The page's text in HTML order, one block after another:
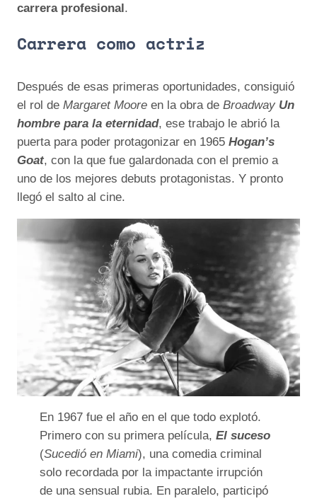
carrera profesional.
Carrera como actriz
Después de esas primeras oportunidades, consiguió
el rol de Margaret Moore en la obra de Broadway Un
hombre para la eternidad, ese trabajo le abrió la
puerta para poder protagonizar en 1965 Hogan’s
Goat, con la que fue galardonada con el premio a
uno de los mejores debuts protagonistas. Y pronto
llegó el salto al cine.
En 1967 fue el año en el que todo explotó.
Primero con su primera película, El suceso
(Sucedió en Miami), una comedia criminal
solo recordada por la impactante irrupción
de una sensual rubia. En paralelo, participó